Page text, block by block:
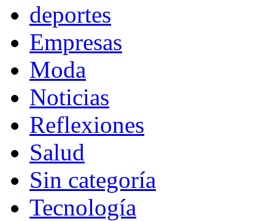
deportes
Empresas
Moda
Noticias
Reflexiones
Salud
Sin categoría
Tecnología